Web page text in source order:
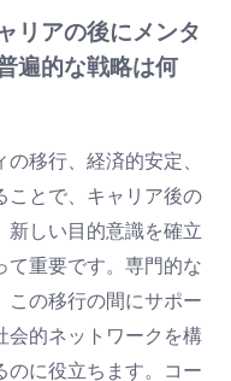
リアの後にメンタ
遍的な戦略は何
移行、経済的安定、
ことで、キャリア後の
新しい目的意識を確立
て重要です。専門的な
この移行の間にサポー
会的ネットワークを構
のに役立ちます。コー